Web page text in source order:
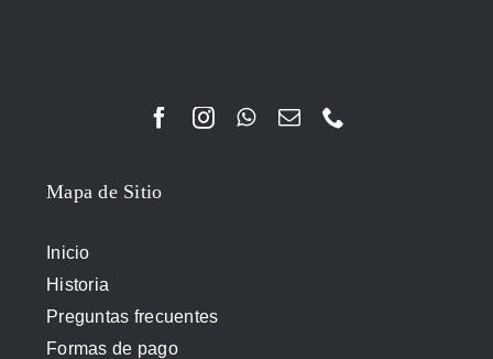
Mapa de Sitio
Inicio
Historia
Preguntas frecuentes
Formas de pago